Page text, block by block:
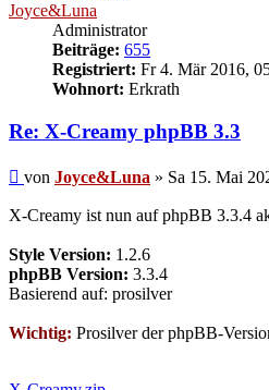
Joyce&Luna
Administrator
Beiträge: 655
Registriert: Fr 4. Mär 2016,
Wohnort: Erkrath
Re: X-Creamy phpBB 3.3
Beitrag
von Joyce&Luna » Sa 15. Mai
X-Creamy ist nun auf phpBB 3.3.4
Style Version: 1.2.6
phpBB Version: 3.3.4
Basierend auf: prosilver
Wichtig: Prosilver der phpBB-